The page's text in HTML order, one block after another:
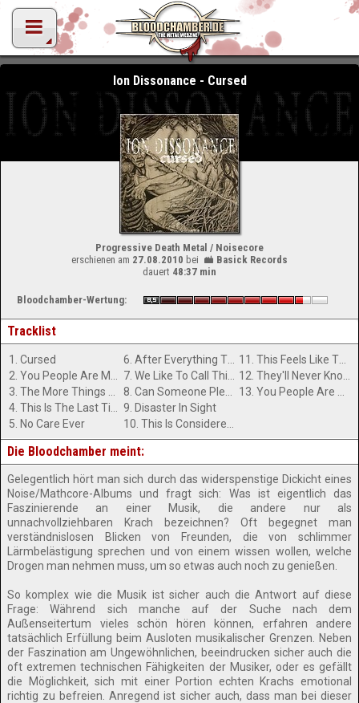
Ion Dissonance - Cursed
Progressive Death Metal / Noisecore
erschienen am 27.08.2010 bei
Basick Records
dauert 48:37 min
Bloodchamber-Wertung:
Tracklist
1. Cursed
5. No Care Ever
9. Disaster In Sight
11. This Feels Like The End...
Die Bloodchamber meint:
Gelegentlich hört man sich durch das widerspenstige Dickicht eines
Noise/Mathcore-Albums und fragt sich: Was ist eigentlich das
Faszinierende an einer Musik, die andere nur als
unnachvollziehbaren Krach bezeichnen? Oft begegnet man
verständnislosen Blicken von Freunden, die von schlimmer
Lärmbelästigung sprechen und von einem wissen wollen, welche
Drogen man nehmen muss, um so etwas auch noch zu genießen.
So komplex wie die Musik ist sicher auch die Antwort auf diese
Frage: Während sich manche auf der Suche nach dem
Außenseitertum vieles schön hören können, erfahren andere
tatsächlich Erfüllung beim Ausloten musikalischer Grenzen. Neben
der Faszination am Ungewöhnlichen, beeindrucken sicher auch die
oft extremen technischen Fähigkeiten der Musiker, oder es gefällt
die Möglichkeit, sich mit einer Portion echten Krachs emotional
richtig zu befreien. Anregend ist sicher auch, dass man bei dieser